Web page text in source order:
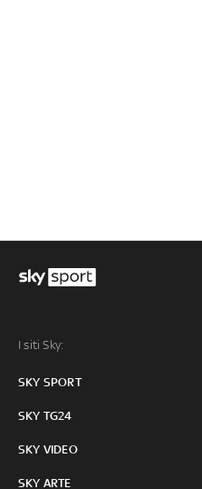
I siti Sky:
SKY SPORT
SKY TG24
SKY VIDEO
SKY ARTE